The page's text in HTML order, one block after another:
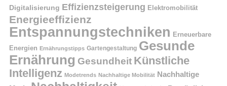
Digitalisierung Effizienzsteigerung Elektromobilität
Energieeffizienz
Entspannungstechniken Erneuerbare
Energien Ernährungstipps Gartengestaltung Gesunde
Ernährung Gesundheit Künstliche
Intelligenz Modetrends Nachhaltige Mobilität Nachhaltige